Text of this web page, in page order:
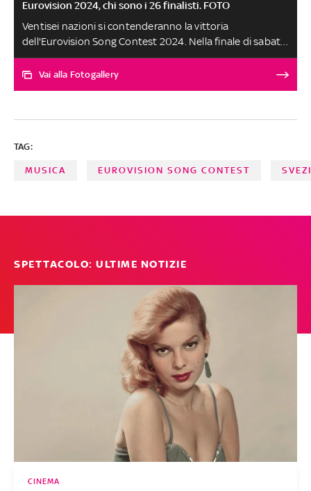
Eurovision 2024, chi sono i 26 finalisti. FOTO
Ventisei nazioni si contenderanno la vittoria
dell'Eurovision Song Contest 2024. Nella finale di sabato
11 maggio Angelina Mango rappresenterà l'Italia con il
brano La noia. Ecco tutti i finalisti della 68esima edizione
Vai alla Fotogallery
TAG:
MUSICA EUROVISION SONG CONTEST
SPETTACOLO: ULTIME NOTIZIE
CINEMA